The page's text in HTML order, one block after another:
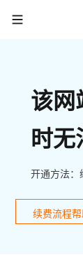
该网
时无
开通方法：
续费流程